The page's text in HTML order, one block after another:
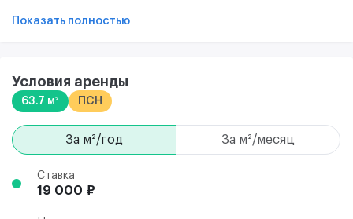
потолка 3,3 м. Размещение вывески на фасаде
адреса обсуждается.
Показать полностью
Условия аренды
63.7 м² ПСН
за м²/год за м²/месяц
Ставка
19 000 ₽